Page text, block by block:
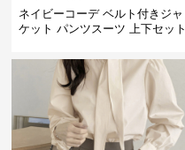
ネイビーコーデ ベルト付きジャ
ケット パンツスーツ 上下セット